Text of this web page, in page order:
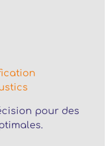
pour des